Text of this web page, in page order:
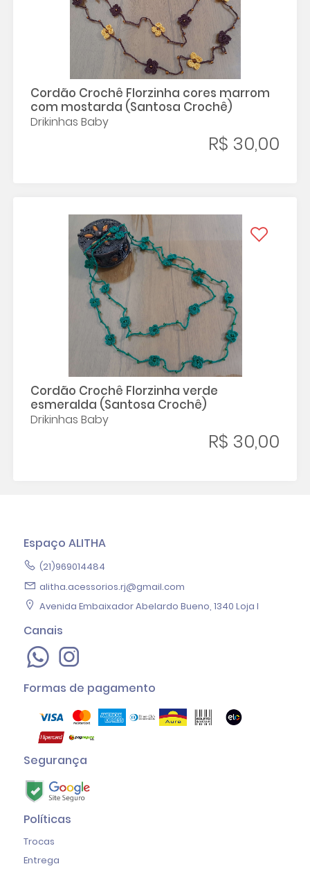
Cordão Crochê Florzinha cores marrom
com mostarda (Santosa Crochê)
Drikinhas Baby
R$ 30,00
Cordão Crochê Florzinha verde
esmeralda (Santosa Crochê)
Drikinhas Baby
R$ 30,00
Espaço ALITHA
(21)969014484
alitha.acessorios.rj@gmail.com
Avenida Embaixador Abelardo Bueno, 1340 Loja I
Canais
Formas de pagamento
Segurança
Políticas
Trocas
Entrega